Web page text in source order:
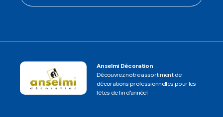
Anselmi Décoration
Découvrez notre assortiment de
décorations professionnelles pour les
fêtes de fin d'année!